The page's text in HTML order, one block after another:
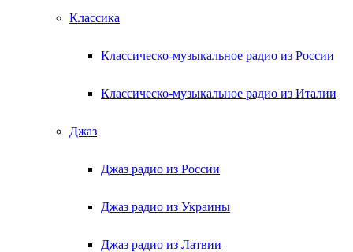
Классика
Классическо-музыкальное радио из России
Классическо-музыкальное радио из Италии
Джаз
Джаз радио из России
Джаз радио из Украины
Джаз радио из Латвии